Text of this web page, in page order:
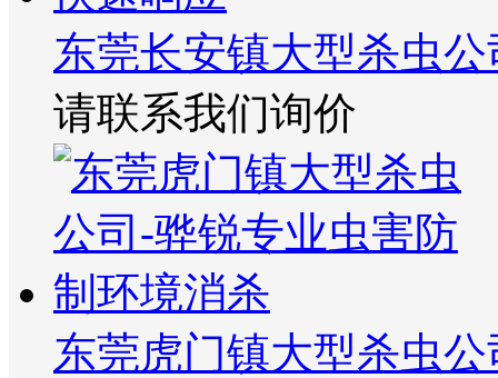
东莞长安镇大型杀虫
请联系我们询价
东莞虎门镇大型杀虫